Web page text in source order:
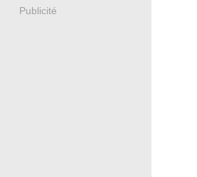
Publicité